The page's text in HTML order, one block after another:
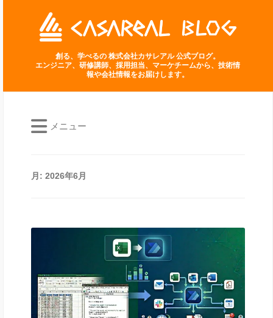
創る、学べるの 株式会社カサレアル 公式ブログ。
エンジニア、研修講師、採用担当、マーケチームから、技術情
報や会社情報をお届けします。
メニュー
月: 2026年6月